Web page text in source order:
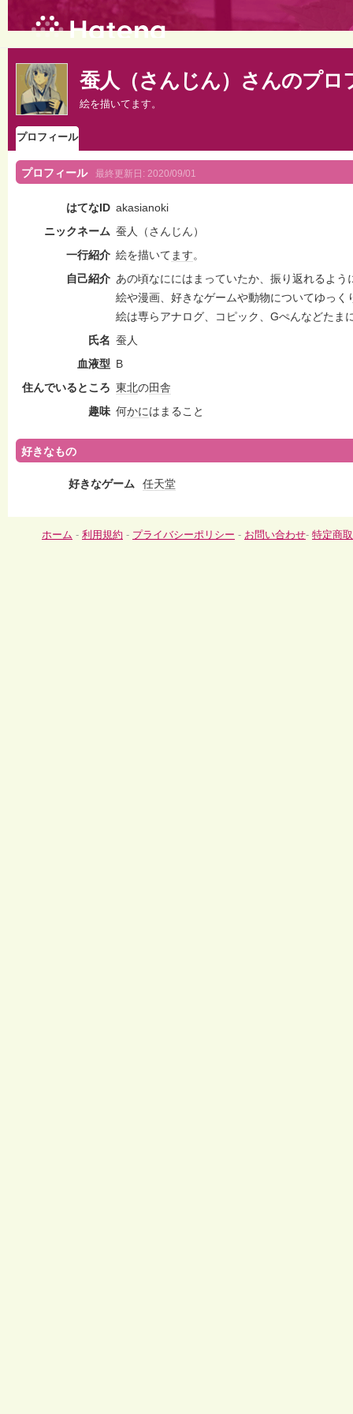
蚕人（さんじん）さんのプロ
絵を描いてます。
プロフィール
プロフィール 最終更新日: 2020/09/01
はてなID akasianoki
ニックネーム 蚕人（さんじん）
一行紹介 絵を描いてます。
自己紹介 あの頃なににはまっていたか、振り返れるよう
絵や漫画、好きなゲームや動物についてゆっく
絵は専らアナログ、コピック、Gぺんなどたま
氏名 蚕人
血液型 B
住んでいるところ 東北の田舎
趣味 何かにはまること
好きなもの
好きなゲーム 任天堂
ホーム - 利用規約 - プライバシーポリシー - お問い合わせ- 特定商